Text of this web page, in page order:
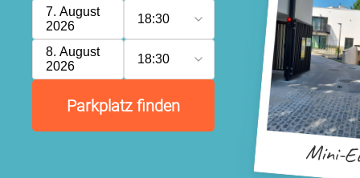
7. August
2026
18:30
8. August
2026
18:30
Parkplatz finden
Mini-